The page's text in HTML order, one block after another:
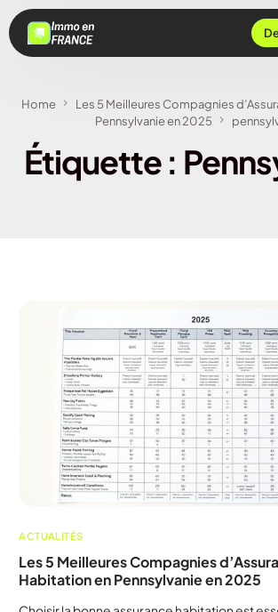
Home
Les 5 Meilleures Compagnies
Pennsylvanie en 2025
Étiquette :
ACTUALITÉS
Les 5 Meilleures Compagnies
Habitation en Pennsylvanie en 2025